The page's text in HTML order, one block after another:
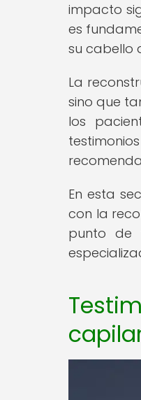
impacto
es
su cabello
La
sino que
los
En esta
con la
punto de